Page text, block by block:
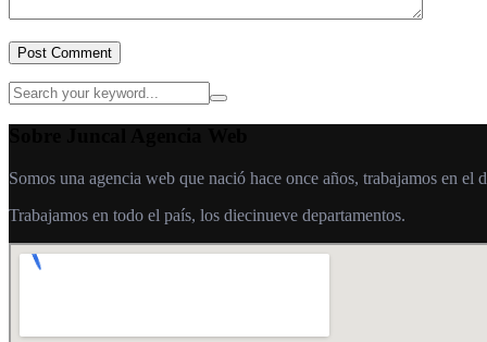
Post Comment
Somos una agencia web que nació hace once años, trabajamos en
Trabajamos en todo el país, los diecinueve departamentos.